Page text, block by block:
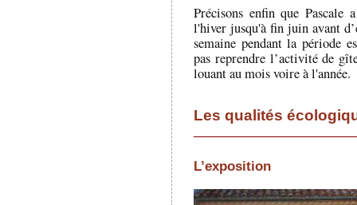
Précisons enfin que Pascale
l'hiver jusqu'à fin juin avant
semaine pendant la période
pas reprendre l’activité de
louant au mois voire à l'année.
Les qualités
L’exposition